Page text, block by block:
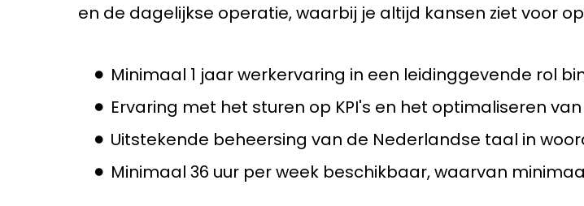
en de dagelijkse operatie, waarbij je altijd kansen ziet voor
Minimaal 1 jaar werkervaring in een leidinggevende rol
Ervaring met het sturen op KPI's en het optimaliseren
Uitstekende beheersing van de Nederlandse taal in
Minimaal 36 uur per week beschikbaar, waarvan